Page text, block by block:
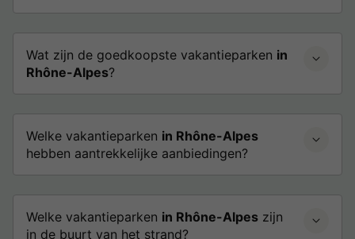
Wat zijn de goedkoopste vakantieparken in
Rhône-Alpes?
Welke vakantieparken in Rhône-Alpes
hebben aantrekkelijke aanbiedingen?
Welke vakantieparken in Rhône-Alpes zijn
in de buurt van het strand?